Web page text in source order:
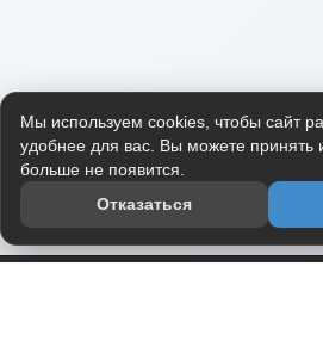
Мы используем cookies, чтобы сайт
удобнее для вас. Вы можете принять
больше не появится.
Отказаться